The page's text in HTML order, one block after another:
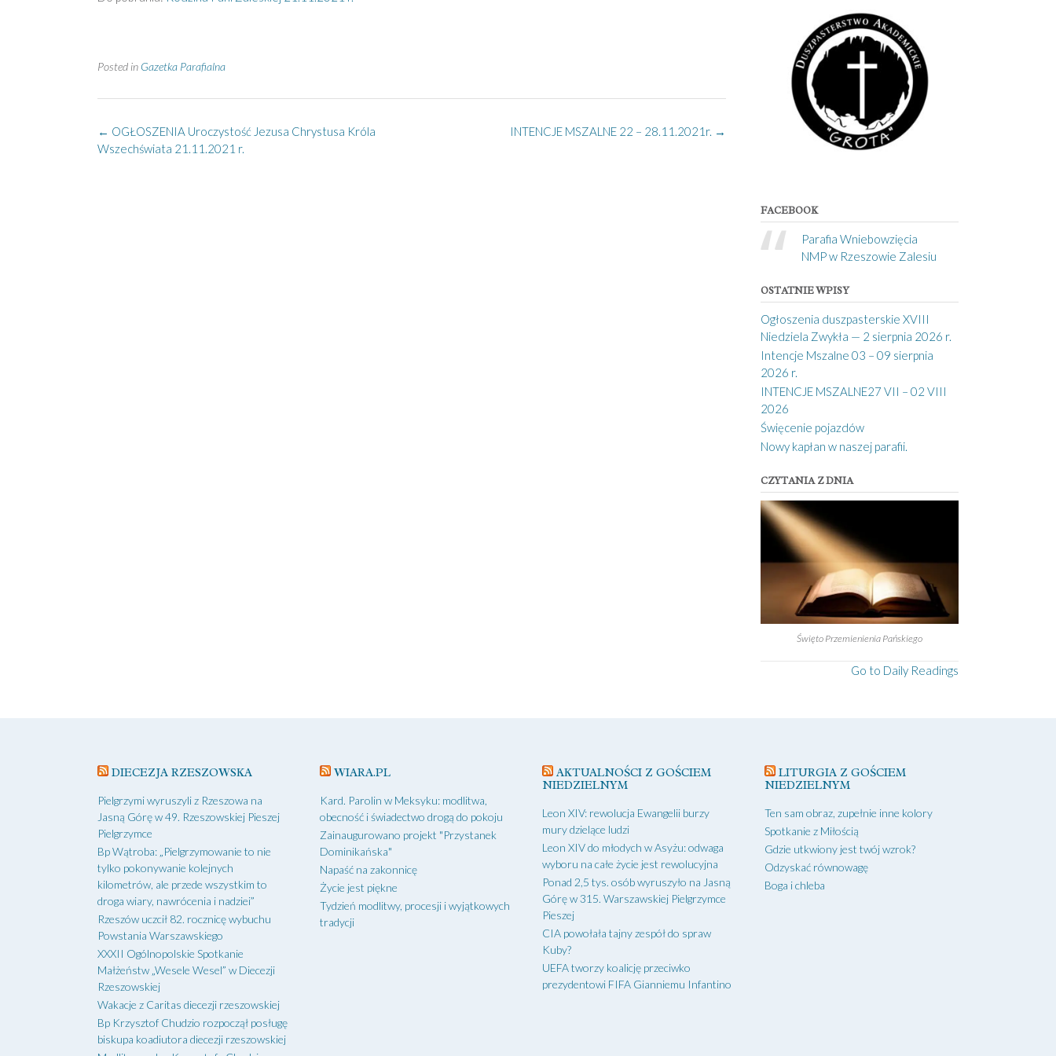
Posted in Gazetka Parafialna
Post
navigation
INTENCJE MSZALNE 22 – 28.11.2021r. →
← OGŁOSZENIA Uroczystość Jezusa Chrystusa Króla
Wszechświata 21.11.2021 r.
FACEBOOK
Parafia Wniebowzięcia
NMP w Rzeszowie Zalesiu
OSTATNIE WPISY
Ogłoszenia duszpasterskie XVIII
Niedziela Zwykła — 2 sierpnia 2026 r.
Intencje Mszalne 03 – 09 sierpnia
2026 r.
INTENCJE MSZALNE27 VII – 02 VIII
2026
Święcenie pojazdów
Nowy kapłan w naszej parafii.
CZYTANIA Z DNIA
Święto Przemienienia Pańskiego
Go to Daily Readings
DIECEZJA RZESZOWSKA
Pielgrzymi wyruszyli z Rzeszowa na
Jasną Górę w 49. Rzeszowskiej Pieszej
Pielgrzymce
Bp Wątroba: „Pielgrzymowanie to nie
tylko pokonywanie kolejnych
kilometrów, ale przede wszystkim to
droga wiary, nawrócenia i nadziei”
Rzeszów uczcił 82. rocznicę wybuchu
Powstania Warszawskiego
XXXII Ogólnopolskie Spotkanie
Małżeństw „Wesele Wesel” w Diecezji
Rzeszowskiej
Wakacje z Caritas diecezji rzeszowskiej
Bp Krzysztof Chudzio rozpoczął posługę
biskupa koadiutora diecezji rzeszowskiej
WIARA.PL
Kard. Parolin w Meksyku: modlitwa,
obecność i świadectwo drogą do pokoju
Zainaugurowano projekt "Przystanek
Dominikańska"
Napaść na zakonnicę
Życie jest piękne
Tydzień modlitwy, procesji i wyjątkowych
tradycji
AKTUALNOŚCI Z GOŚCIEM
NIEDZIELNYM
Leon XIV: rewolucja Ewangelii burzy
mury dzielące ludzi
Leon XIV do młodych w Asyżu: odwaga
wyboru na całe życie jest rewolucyjna
Ponad 2,5 tys. osób wyruszyło na Jasną
Górę w 315. Warszawskiej Pielgrzymce
Pieszej
CIA powołała tajny zespół do spraw
Kuby?
UEFA tworzy koalicję przeciwko
prezydentowi FIFA Gianniemu Infantino
LITURGIA Z GOŚCIEM
NIEDZIELNYM
Ten sam obraz, zupełnie inne kolory
Spotkanie z Miłością
Gdzie utkwiony jest twój wzrok?
Odzyskać równowagę
Boga i chleba